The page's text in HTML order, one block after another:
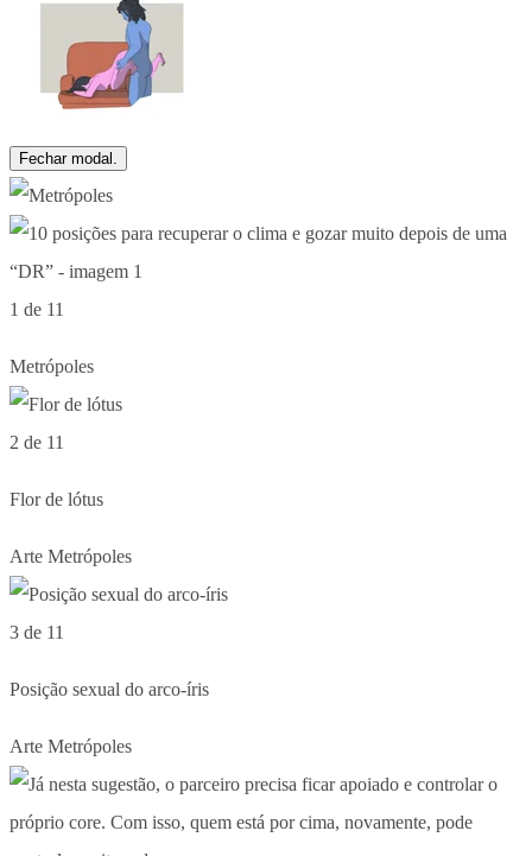
Fechar modal.
1 de 11
Metrópoles
2 de 11
Flor de lótus
Arte Metrópoles
3 de 11
Posição sexual do arco-íris
Arte Metrópoles